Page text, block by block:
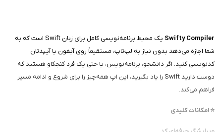
Swifty Compiler
یک محیط برنامه‌نویسی کامل برای زبان Swift است که به
شما اجازه می‌دهد بدون نیاز به لپ‌تاپ، مستقیماً روی آیفون یا آیپدتان
کدنویسی کنید. اگر دانشجو، برنامه‌نویس، یا حتی یک فرد کنجکاو هستید که
دوست دارید Swift را یاد بگیرید، این اپ همه‌چیز را برای شروع و ادامه مسیر
فراهم می‌کند.
⭐ امکانات کلیدی